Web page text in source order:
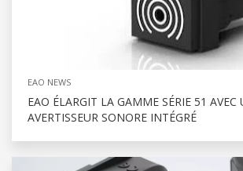
EAO NEWS
EAO ÉLARGIT LA GAMME SÉRIE 51 AVEC
AVERTISSEUR SONORE INTÉGRÉ